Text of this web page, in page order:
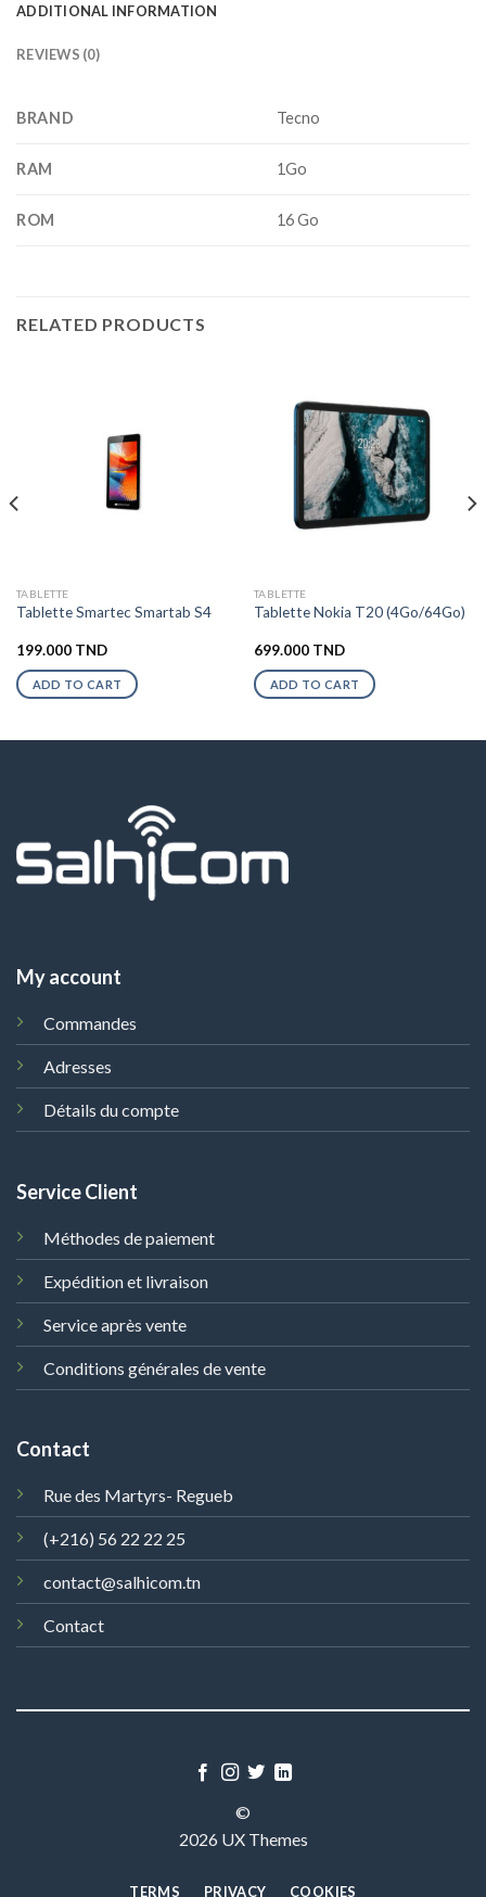
ADDITIONAL INFORMATION
REVIEWS (0)
BRAND Tecno
RAM 1Go
ROM 16 Go
RELATED PRODUCTS
TABLETTE
Tablette Smartec Smartab S4
199.000 TND
ADD TO CART
TABLETTE
Tablette Nokia T20 (4Go/64Go)
699.000 TND
ADD TO CART
My account
Commandes
Adresses
Détails du compte
Service Client
Méthodes de paiement
Expédition et livraison
Service après vente
Conditions générales de vente
Contact
Rue des Martyrs- Regueb
(+216) 56 22 22 25
contact@salhicom.tn
Contact
©
2026 UX Themes
TERMS PRIVACY COOKIES